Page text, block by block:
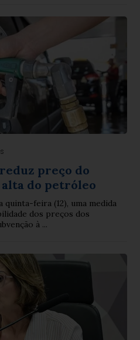
preço do
do petróleo
feira (12), uma medida
dos preços dos
à ...